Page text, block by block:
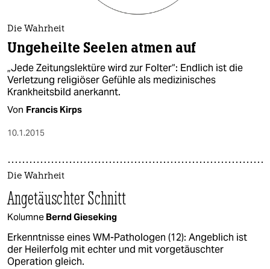
Die Wahrheit
Ungeheilte Seelen atmen auf
„Jede Zeitungslektüre wird zur Folter“: Endlich ist die
Verletzung religiöser Gefühle als medizinisches
Krankheitsbild anerkannt.
Von Francis Kirps
10.1.2015
Die Wahrheit
Angetäuschter Schnitt
Kolumne Bernd Gieseking
Erkenntnisse eines WM-Pathologen (12): Angeblich ist
der Heilerfolg mit echter und mit vorgetäuschter
Operation gleich.